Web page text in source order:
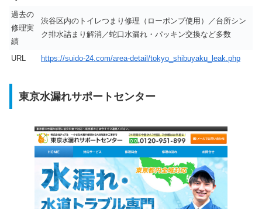
過去の
修理実
績
渋谷区内のトイレつまり修理（ローポンプ使用）／台所シン
ク排水詰まり解消／蛇口水漏れ・パッキン交換など多数
URL https://suido-24.com/area-detail/tokyo_shibuyaku_leak.php
東京水漏れサポートセンター